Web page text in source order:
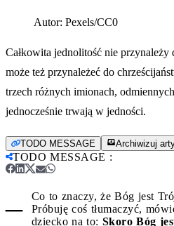
Autor: Pexels/CC0
Całkowita jednolitość nie
może też przynależeć do
trzech różnych imionach,
jednocześnie trwają w jedności.
TODO MESSAGE Archiwizuj
TODO MESSAGE :
–
Co to znaczy, że Bóg jest
Próbuję coś tłumaczyć,
dziecko na to: Skoro Bóg